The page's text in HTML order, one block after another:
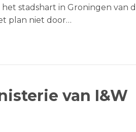
stadshart in Groningen van
plan niet door…
van I&W